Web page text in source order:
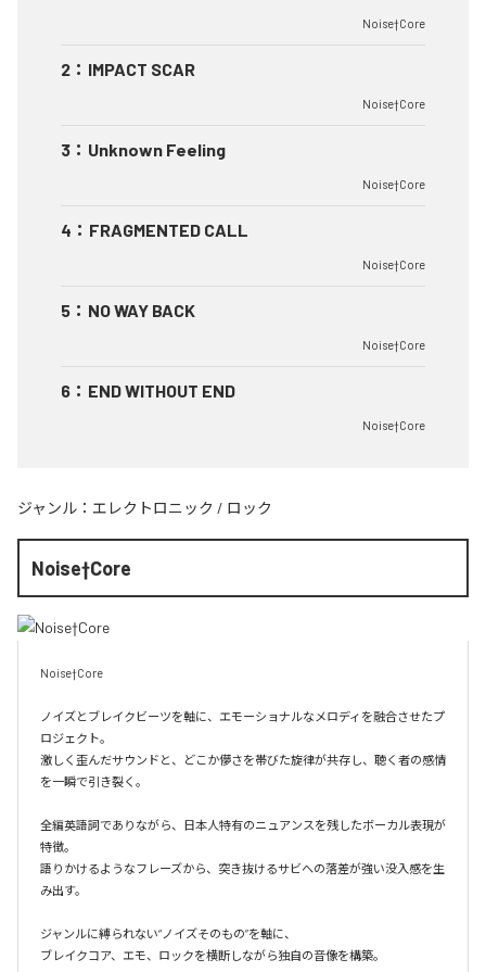
Noise†Core
2 ： IMPACT SCAR
Noise†Core
3 ： Unknown Feeling
Noise†Core
4 ： FRAGMENTED CALL
Noise†Core
5 ： NO WAY BACK
Noise†Core
6 ： END WITHOUT END
Noise†Core
ジャンル： エレクトロニック / ロック
Noise†Core
Noise†Core
ノイズとブレイクビーツを軸に、エモーショナルなメロディを融合させたプ
ロジェクト。
激しく歪んだサウンドと、どこか儚さを帯びた旋律が共存し、聴く者の感情
を一瞬で引き裂く。
全編英語詞でありながら、日本人特有のニュアンスを残したボーカル表現が
特徴。
語りかけるようなフレーズから、突き抜けるサビへの落差が強い没入感を生
み出す。
ジャンルに縛られない“ノイズそのもの”を軸に、
ブレイクコア、エモ、ロックを横断しながら独自の音像を構築。